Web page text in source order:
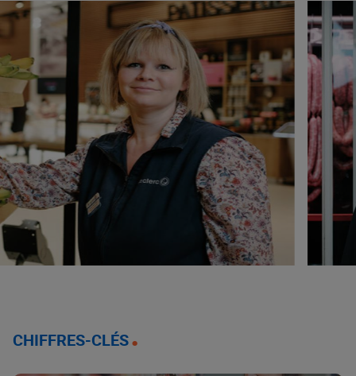
CHIFFRES-CLÉS